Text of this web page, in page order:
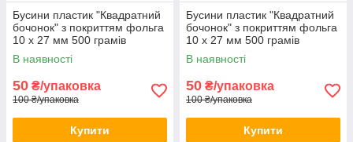
Бусини пластик "Квадратний
бочонок" з покриттям фольга
10 х 27 мм 500 грамів
В наявності
50 ₴/упаковка
100 ₴/упаковка
Купити
Бусини пластик "Квадратний
бочонок" з покриттям фольга
10 х 27 мм 500 грамів
В наявності
50 ₴/упаковка
100 ₴/упаковка
Купити